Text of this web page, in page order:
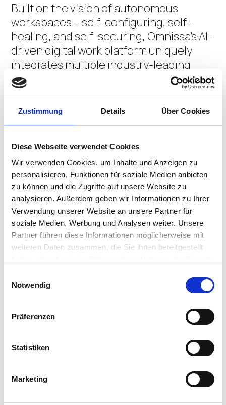
Zustimmung Details Über Cookies
Diese Webseite verwendet Cookies
Wir verwenden Cookies, um Inhalte und Anzeigen zu
personalisieren, Funktionen für soziale Medien anbieten
zu können und die Zugriffe auf unsere Website zu
analysieren. Außerdem geben wir Informationen zu Ihrer
Verwendung unserer Website an unsere Partner für
soziale Medien, Werbung und Analysen weiter. Unsere
Partner führen diese Informationen möglicherweise mit
weiteren Daten zusammen, die Sie ihnen bereitgestellt
Notwendig
Präferenzen
Statistiken
Marketing
Built on the vision of autonomous
workspaces – self-configuring, self-
healing, and self-securing, Omnissa's AI-
driven digital work platform uniquely
integrates multiple industry-leading
solutions for Unified Endpoint
Management (UEM), virtual desktops
and apps, Digital Employee Experience
(DEX), and security and compliance, all
brands that customers know and trust.
For more information, visit
www.omnissa.com.
CONTACT US